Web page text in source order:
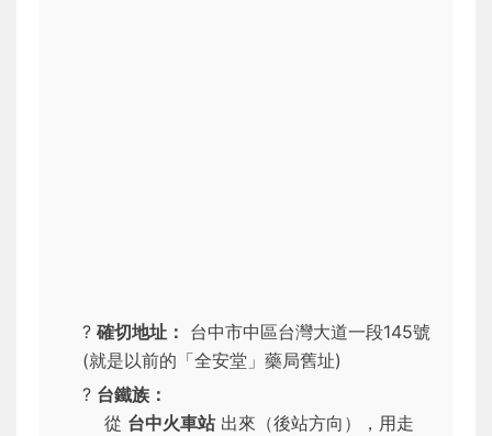
? 確切地址： 台中市中區台灣大道一段145號
(就是以前的「全安堂」藥局舊址)
? 台鐵族：
從 台中火車站出來（後站方向），用走